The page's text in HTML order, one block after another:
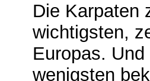
Die Karpaten
wichtigsten,
Europas.
wenigsten